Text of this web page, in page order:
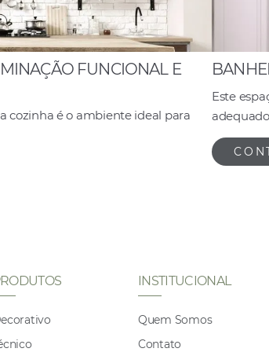
FUNCIONAL E
cozinha é o ambiente ideal para
Este
INSTITUCIONAL
Quem Somos
Contato